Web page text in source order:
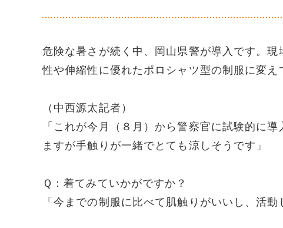
危険な暑さが続く中、岡山県警が導入です。
性や伸縮性に優れたポロシャツ型の制服に変え
（中西源太記者）
「これが今月（８月）から警察官に試験的に
ますが手触りが一緒でとても涼しそうです」
Ｑ：着てみていかがですか？
「今までの制服に比べて肌触りがいいし、活動